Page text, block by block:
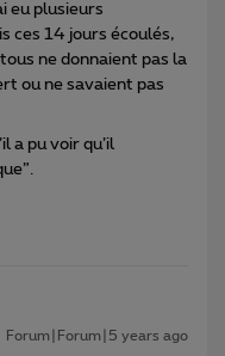
eu plusieurs
ces 14 jours écoulés,
tous ne donnaient pas la
ou ne savaient pas
a pu voir qu’il
Forum|Forum|5 years ago